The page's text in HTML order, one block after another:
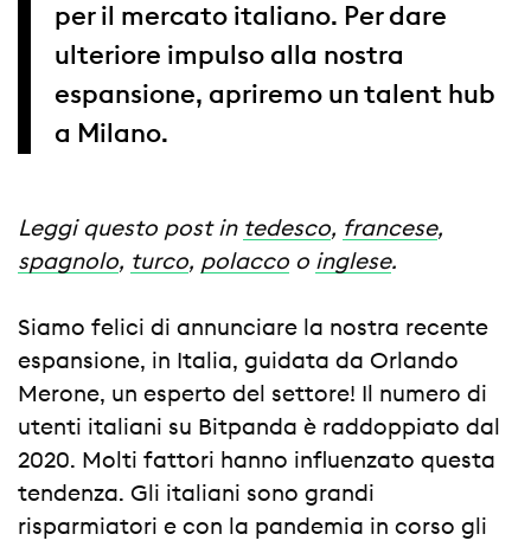
per il mercato italiano. Per dare
ulteriore impulso alla nostra
espansione, apriremo un talent hub
a Milano.
Leggi questo post in tedesco, francese,
spagnolo, turco, polacco o inglese.
Siamo felici di annunciare la nostra recente
espansione, in Italia, guidata da Orlando
Merone, un esperto del settore! Il numero di
utenti italiani su Bitpanda è raddoppiato dal
2020. Molti fattori hanno influenzato questa
tendenza. Gli italiani sono grandi
risparmiatori e con la pandemia in corso gli